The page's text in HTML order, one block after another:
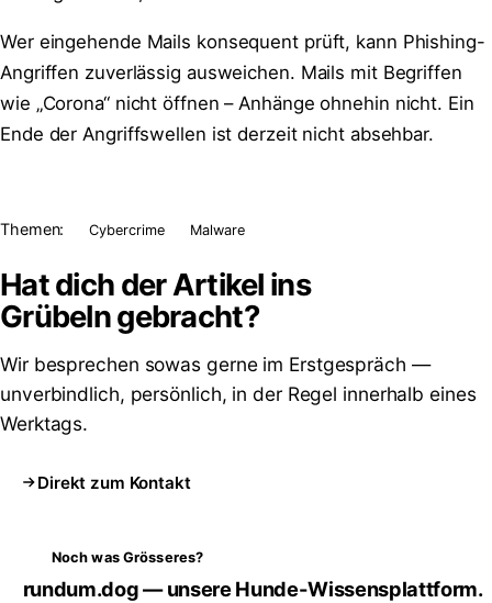
Wer eingehende Mails konsequent prüft, kann Phishing-
Angriffen zuverlässig ausweichen. Mails mit Begriffen
wie „Corona“ nicht öffnen – Anhänge ohnehin nicht. Ein
Ende der Angriffswellen ist derzeit nicht absehbar.
Themen: Cybercrime Malware
Hat dich der Artikel ins
Grübelngebracht?
Wir besprechen sowas gerne im Erstgespräch —
unverbindlich, persönlich, in der Regel innerhalb eines
Werktags.
Direkt zum Kontakt
Noch was Grösseres?
rundum.dog — unsere Hunde-Wissensplattform.